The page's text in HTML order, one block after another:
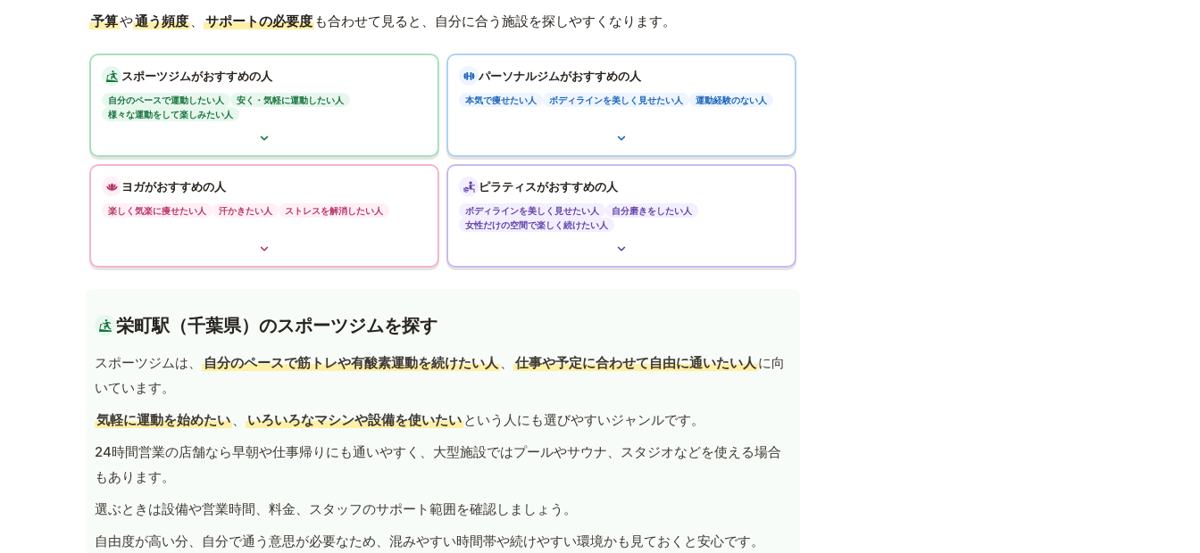
予算や通う頻度 、 サポートの必要度 も合わせて見ると、自分に合う施設を探しやすくなります。
スポーツジムがおすすめの人
自分のペースで運動したい人
安く・気軽に運動したい人
様々な運動をして楽しみたい人
パーソナルジムがおすすめの人
本気で痩せたい人 ボディラインを美しく見せたい人 運動経験のない人
ヨガがおすすめの人
楽しく気楽に痩せたい人 汗かきたい人 ストレスを解消したい人
ピラティスがおすすめの人
ボディラインを美しく見せたい人
自分磨きをしたい人
女性だけの空間で楽しく続けたい人
栄町駅（千葉県）のスポーツジムを探す
スポーツジムは、 自分のペースで筋トレや有酸素運動を続けたい人 、 仕事や予定に合わせて自由に通いたい人に向
いています。
気軽に運動を始めたい 、 いろいろなマシンや設備を使いたい という人にも選びやすいジャンルです。
24時間営業の店舗なら早朝や仕事帰りにも通いやすく、大型施設ではプールやサウナ、スタジオなどを使える場合
もあります。
選ぶときは設備や営業時間、料金、スタッフのサポート範囲を確認しましょう。
自由度が高い分、自分で通う意思が必要なため、混みやすい時間帯や続けやすい環境かも見ておくと安心です。